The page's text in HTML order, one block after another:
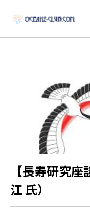
【長寿研究
江 氏）